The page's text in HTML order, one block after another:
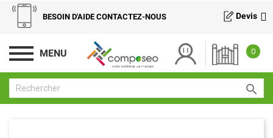
Devis
BESOIN D'AIDE CONTACTEZ-NOUS
MENU 0
